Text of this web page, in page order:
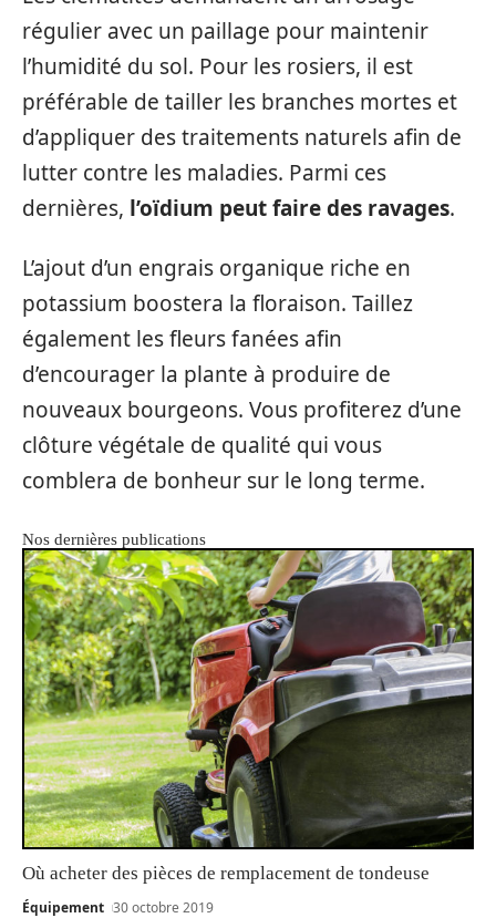
régulier avec un paillage pour maintenir
l’humidité du sol. Pour les rosiers, il est
préférable de tailler les branches mortes et
d’appliquer des traitements naturels afin de
lutter contre les maladies. Parmi ces
dernières, l’oïdium peut faire des ravages.
L’ajout d’un engrais organique riche en
potassium boostera la floraison. Taillez
également les fleurs fanées afin
d’encourager la plante à produire de
nouveaux bourgeons. Vous profiterez d’une
clôture végétale de qualité qui vous
comblera de bonheur sur le long terme.
Nos dernières publications
Où acheter des pièces de remplacement de tondeuse
Équipement 30 octobre 2019